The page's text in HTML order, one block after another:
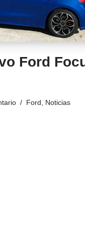
Ford
Ford Noticias